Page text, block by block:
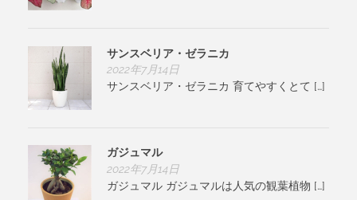
サンスベリア・ゼラニカ
2022年7月14日
サンスベリア・ゼラニカ 育てやすくとて […]
ガジュマル
2022年7月14日
ガジュマル ガジュマルは人気の観葉植物 […]